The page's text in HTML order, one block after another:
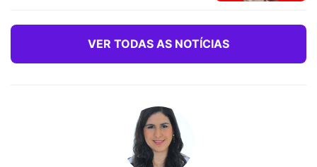
VER TODAS AS NOTÍCIAS